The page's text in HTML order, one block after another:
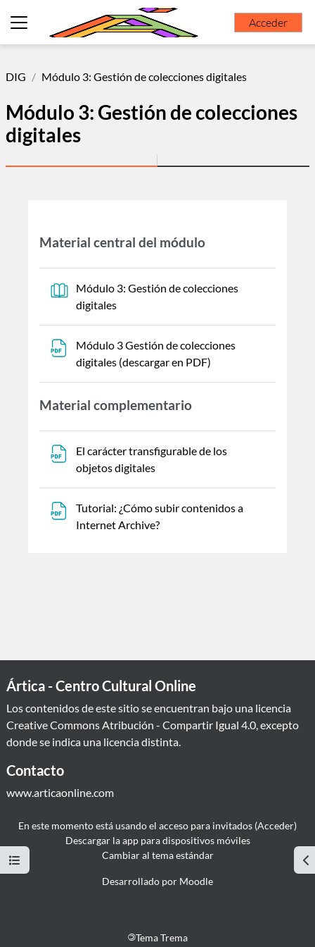
Panel lateral
Acceder
Abrir índice del curso
DIG Módulo 3: Gestión de colecciones digitales
Módulo 3: Gestión de colecciones
digitales
Material central del módulo
Módulo 3: Gestión de colecciones
digitales
Módulo 3 Gestión de colecciones
digitales (descargar en PDF)
Material complementario
El carácter transfigurable de los
objetos digitales
Tutorial: ¿Cómo subir contenidos a
Internet Archive?
Ártica - Centro Cultural Online
Los contenidos de este sitio se encuentran bajo una licencia
Creative Commons Atribución - Compartir Igual 4.0, excepto
donde se indica una licencia distinta.
Contacto
www.articaonline.com
En este momento está usando el acceso para invitados (Acceder)
Descargar la app para dispositivos móviles
Cambiar al tema estándar
Desarrollado por Moodle
©Tema Trema